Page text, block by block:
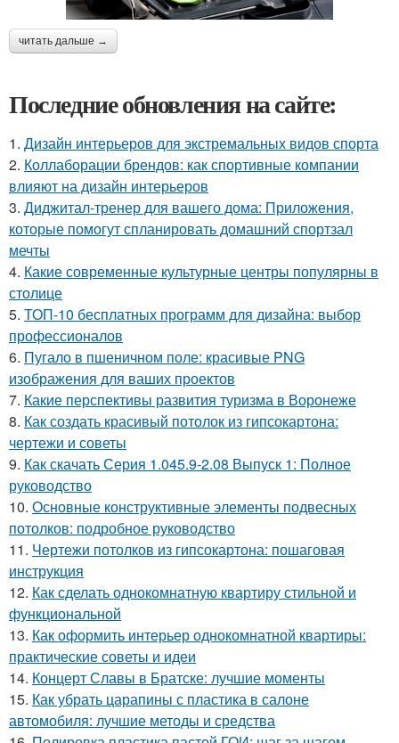
читать дальше →
Последние обновления на сайте:
1. Дизайн интерьеров для экстремальных видов спорта
2. Коллаборации брендов: как спортивные компании
влияют на дизайн интерьеров
3. Диджитал-тренер для вашего дома: Приложения,
которые помогут спланировать домашний спортзал
мечты
4. Какие современные культурные центры популярны в
столице
5. ТОП-10 бесплатных программ для дизайна: выбор
профессионалов
6. Пугало в пшеничном поле: красивые PNG
изображения для ваших проектов
7. Какие перспективы развития туризма в Воронеже
8. Как создать красивый потолок из гипсокартона:
чертежи и советы
9. Как скачать Серия 1.045.9-2.08 Выпуск 1: Полное
руководство
10. Основные конструктивные элементы подвесных
потолков: подробное руководство
11. Чертежи потолков из гипсокартона: пошаговая
инструкция
12. Как сделать однокомнатную квартиру стильной и
функциональной
13. Как оформить интерьер однокомнатной квартиры:
практические советы и идеи
14. Концерт Славы в Братске: лучшие моменты
15. Как убрать царапины с пластика в салоне
автомобиля: лучшие методы и средства